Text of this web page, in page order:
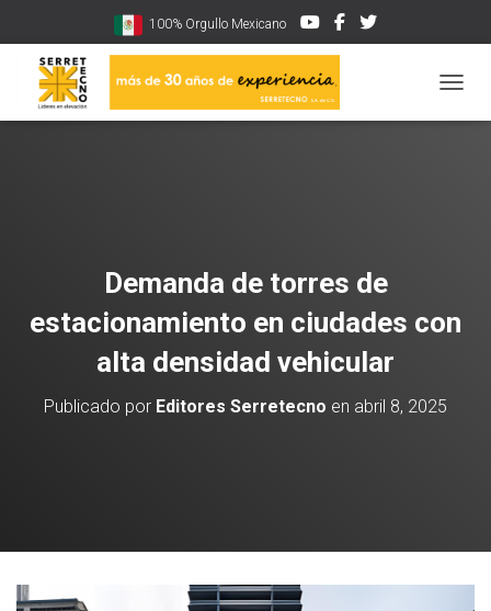
100% Orgullo Mexicano
Demanda de torres de
estacionamiento en ciudades con
alta densidad vehicular
Publicado por Editores Serretecno en abril 8, 2025